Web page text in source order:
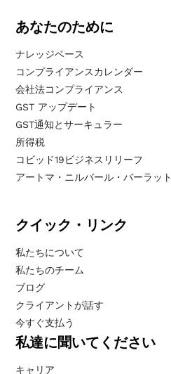
あなたのために
ナレッジベース
コンプライアンスカレンダー
会社法コンプライアンス
GST アップデート
GST通知とサーキュラー
所得税
コビッド19ビジネスリリーフ
アートマ・ニルバール・バーラット
クイック・リンク
私たちについて
私たちのチーム
ブログ
クライアントが話す
今すぐ支払う
私達に聞いてください
キャリア